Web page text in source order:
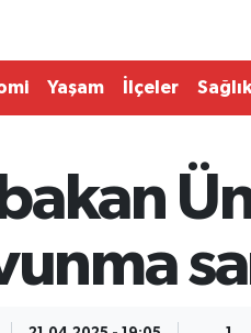
Yaşam İlçeler Sağlık